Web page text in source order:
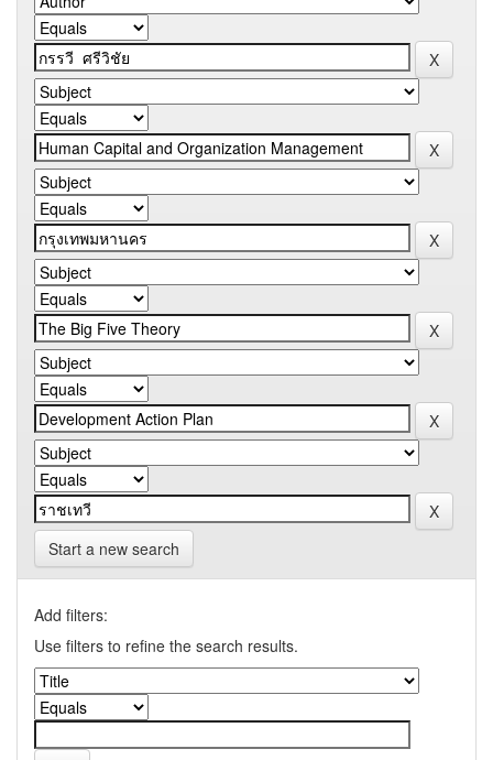
Start a new search
Add filters:
Use filters to refine the search results.